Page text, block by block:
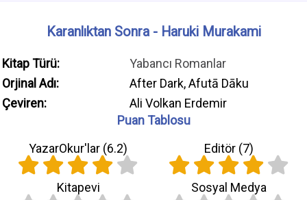
Karanlıktan Sonra - Haruki Murakami
Kitap Türü:
Yabancı Romanlar
Orjinal Adı:
After Dark, Afutā Dāku
Çeviren:
Ali Volkan Erdemir
Puan Tablosu
YazarOkur'lar (6.2) Editör (7)
Kitapevi Sosyal Medya